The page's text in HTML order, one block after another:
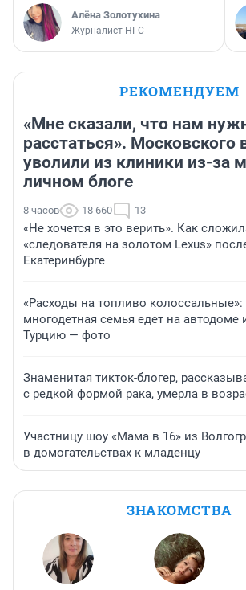
Алёна Золотухина
Журналист НГС
РЕКОМЕНДУЕМ
«Мне сказали, что нам
расстаться». Московского
уволили из клиники из-за
личном блоге
8 часов 18 660 13
«Не хочется в это верить». Как
«следователя на золотом Lexus»
Екатеринбурге
«Расходы на топливо колоссальные»:
многодетная семья едет на автодоме
Турцию — фото
Знаменитая тикток-блогер,
с редкой формой рака, умерла в
Участницу шоу «Мама в 16» из
в домогательствах к младенцу
ЗНАКОМСТВА